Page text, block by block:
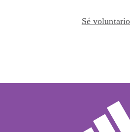
Sé voluntario